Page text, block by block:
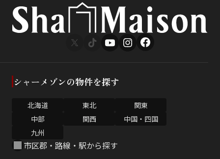
シャーメゾンの物件を探す
北海道 東北
関東
中部
関西
中国・四国
九州
市区郡・路線・駅から探す